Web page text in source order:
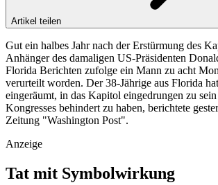
Artikel teilen
Gut ein halbes Jahr nach der Erstürmung des
Anhänger des damaligen US-Präsidenten
Florida Berichten zufolge ein Mann zu acht
verurteilt worden. Der 38-Jährige aus Florida
eingeräumt, in das Kapitol eingedrungen zu
Kongresses behindert zu haben, berichtete
Zeitung "Washington Post".
Anzeige
Tat mit Symbolwirkung